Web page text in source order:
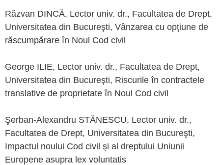
Răzvan DINCĂ, Lector univ. dr., Facultatea de Drept,
Universitatea din Bucureşti, Vânzarea cu opţiune de
răscumpărare în Noul Cod civil
George ILIE, Lector univ. dr., Facultatea de Drept,
Universitatea din Bucureşti, Riscurile în contractele
translative de proprietate în Noul Cod civil
Şerban-Alexandru STĂNESCU, Lector univ. dr.,
Facultatea de Drept, Universitatea din Bucureşti,
Impactul noului Cod civil şi al dreptului Uniunii
Europene asupra lex voluntatis